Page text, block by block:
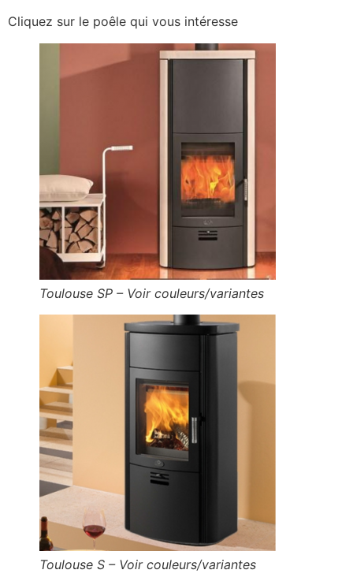
Cliquez sur le poêle qui vous intéresse
Toulouse SP – Voir couleurs/variantes
Toulouse S – Voir couleurs/variantes